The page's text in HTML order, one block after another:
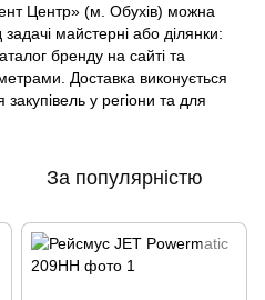
Центр» (м. Обухів) можна
майстерні або ділянки:
бренду на сайті та
Доставка виконується
у регіони та для
За популярністю